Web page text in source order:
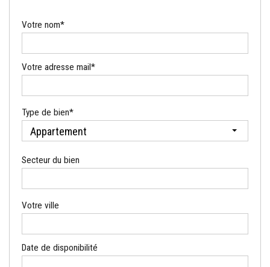
Votre nom*
Votre adresse mail*
Type de bien*
Appartement
Secteur du bien
Votre ville
Date de disponibilité